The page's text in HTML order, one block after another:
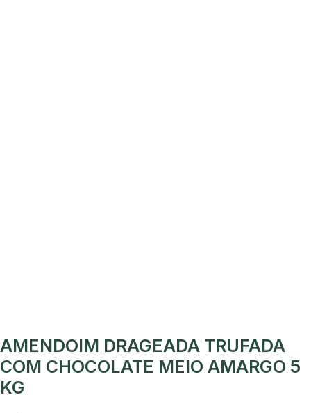
AMENDOIM DRAGEADA TRUFADA
COM CHOCOLATE MEIO AMARGO 5
KG